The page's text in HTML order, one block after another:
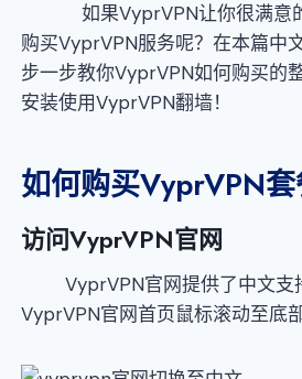
如果VyprVPN让你很满意的
购买VyprVPN服务呢？在本篇中
步一步教你VyprVPN如何购买的
安装使用VyprVPN翻墙！
如何购买VyprVPN
访问VyprVPN官网
VyprVPN官网提供了中文支
VyprVPN官网首页鼠标滚动至底